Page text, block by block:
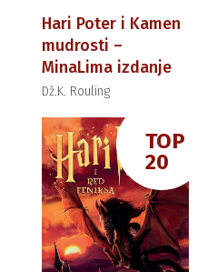
Hari Poter i Kamen
mudrosti –
MinaLima izdanje
Dž.K. Rouling
TOP
20